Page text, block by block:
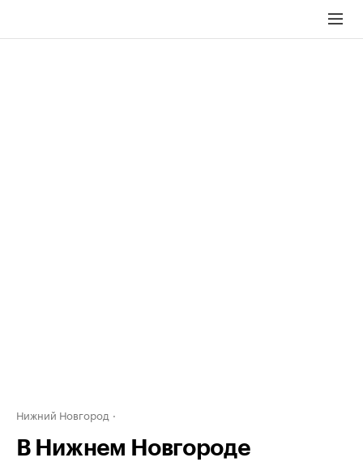
Нижний Новгород
В Нижнем Новгороде